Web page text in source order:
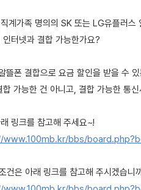
계가족 명의의 SK 또는 LG유플러스
터넷과 결합 가능한가요?
뜰폰 결합으로 요금 할인을 받을 수
합 가능한 건 아니고, 결합 가능한 통
링크를 참고해 주세요~!
bbs/
건은 아래 링크를 참고해 주시겠습니